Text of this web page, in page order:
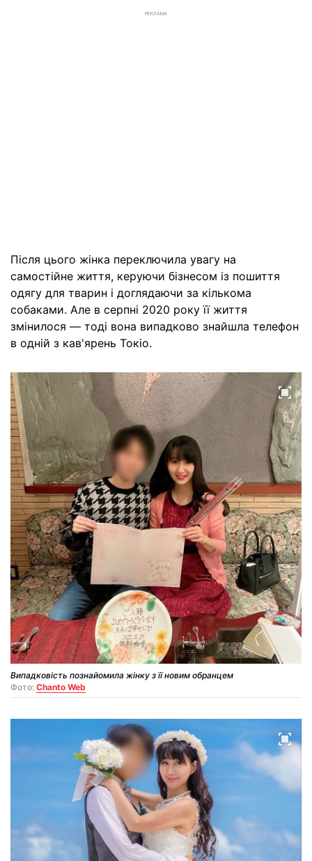
РЕКЛАМА
Після цього жінка переключила увагу на
самостійне життя, керуючи бізнесом із пошиття
одягу для тварин і доглядаючи за кількома
собаками. Але в серпні 2020 року її життя
змінилося — тоді вона випадково знайшла телефон
в одній з кав'ярень Токіо.
Випадковість познайомила жінку з її новим обранцем
Фото: Chanto Web